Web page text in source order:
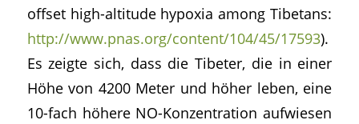
offset high-altitude hypoxia among Tibetans:
http://www.pnas.org/content/104/45/17593).
Es zeigte sich, dass die Tibeter, die in einer
Höhe von 4200 Meter und höher leben, eine
10-fach höhere NO-Konzentration aufwiesen